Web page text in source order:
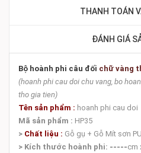
THANH TOÁN
ĐÁNH GIÁ
Bộ hoành phi câu đối chữ vàng
(hoanh phi cau doi chu vang, bo
tho gia tien)
Tên sản phẩm : hoanh phi cau doi
Mã sản phẩm : HP35
> Chất liệu : Gỗ gụ + Gỗ Mít sơn PU
> Kích thước hoành phi: -----cm